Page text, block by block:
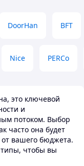
это ключевой
и
потоком. Выбор
часто она будет
от вашего бюджета.
чтобы вы
DoorHan BFT
Nice PERCo